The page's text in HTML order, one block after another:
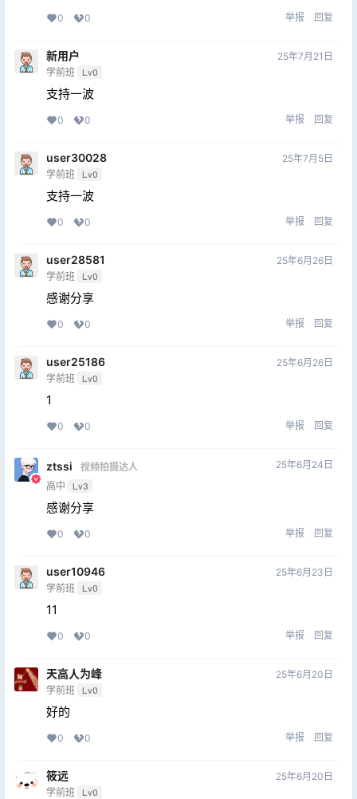
0 0 举报 回复
新用户
学前班 Lv0
25年7月21日
支持一波
0 0 举报 回复
user30028
学前班 Lv0
25年7月5日
支持一波
0 0 举报 回复
user28581
学前班 Lv0
25年6月26日
感谢分享
0 0 举报 回复
user25186
学前班 Lv0
25年6月26日
1
0 0 举报 回复
ztssi
视频拍摄达人
高中
Lv3
25年6月24日
感谢分享
0 0 举报 回复
user10946
学前班 Lv0
25年6月23日
11
0 0 举报 回复
天高人为峰
学前班 Lv0
25年6月20日
好的
0 0 举报 回复
筱远
学前班 Lv0
25年6月20日